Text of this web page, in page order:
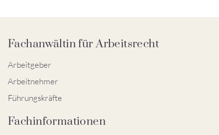
Fachanwältin für Arbeitsrecht
Arbeitgeber
Arbeitnehmer
Führungskräfte
Fachinformationen